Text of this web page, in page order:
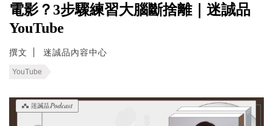
電影？3步驟練習大腦斷捨離｜迷誠品
YouTube
撰文 迷誠品內容中心
YouTube